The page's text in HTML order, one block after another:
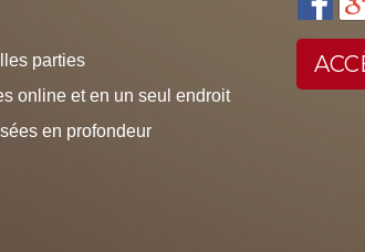
parties
online et en un seul endroit
en profondeur